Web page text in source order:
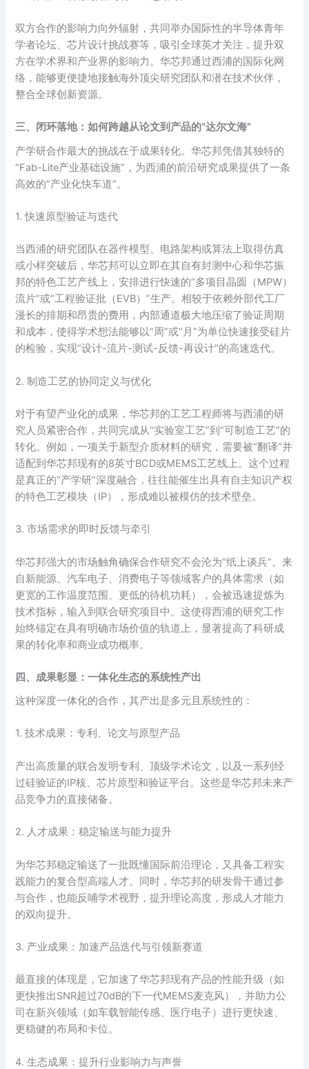
双方合作的影响力向外辐射，共同举办国际性的半导体青年
学者论坛、芯片设计挑战赛等，吸引全球英才关注，提升双
方在学术界和产业界的影响力。华芯邦通过西浦的国际化网
络，能够更便捷地接触海外顶尖研究团队和潜在技术伙伴，
整合全球创新资源。
三、闭环落地：如何跨越从论文到产品的“达尔文海”
产学研合作最大的挑战在于成果转化。华芯邦凭借其独特的
“Fab-Lite产业基础设施”，为西浦的前沿研究成果提供了一条
高效的“产业化快车道”。
1. 快速原型验证与迭代
当西浦的研究团队在器件模型、电路架构或算法上取得仿真
或小样突破后，华芯邦可以立即在其自有封测中心和华芯振
邦的特色工艺产线上，安排进行快速的“多项目晶圆（MPW）
流片”或“工程验证批（EVB）”生产。相较于依赖外部代工厂
漫长的排期和昂贵的费用，内部通道极大地压缩了验证周期
和成本，使得学术想法能够以“周”或“月”为单位快速接受硅片
的检验，实现“设计-流片-测试-反馈-再设计”的高速迭代。
2. 制造工艺的协同定义与优化
对于有望产业化的成果，华芯邦的工艺工程师将与西浦的研
究人员紧密合作，共同完成从“实验室工艺”到“可制造工艺”的
转化。例如，一项关于新型介质材料的研究，需要被“翻译”并
适配到华芯邦现有的8英寸BCD或MEMS工艺线上。这个过程
是真正的“产学研”深度融合，往往能催生出具有自主知识产权
的特色工艺模块（IP），形成难以被模仿的技术壁垒。
3. 市场需求的即时反馈与牵引
华芯邦强大的市场触角确保合作研究不会沦为“纸上谈兵”。来
自新能源、汽车电子、消费电子等领域客户的具体需求（如
更宽的工作温度范围、更低的待机功耗），会被迅速提炼为
技术指标，输入到联合研究项目中。这使得西浦的研究工作
始终锚定在具有明确市场价值的轨道上，显著提高了科研成
果的转化率和商业成功概率。
四、成果彰显：一体化生态的系统性产出
这种深度一体化的合作，其产出是多元且系统性的：
1. 技术成果：专利、论文与原型产品
产出高质量的联合发明专利、顶级学术论文，以及一系列经
过硅验证的IP核、芯片原型和验证平台。这些是华芯邦未来产
品竞争力的直接储备。
2. 人才成果：稳定输送与能力提升
为华芯邦稳定输送了一批既懂国际前沿理论，又具备工程实
践能力的复合型高端人才。同时，华芯邦的研发骨干通过参
与合作，也能反哺学术视野，提升理论高度，形成人才能力
的双向提升。
3. 产业成果：加速产品迭代与引领新赛道
最直接的体现是，它加速了华芯邦现有产品的性能升级（如
更快推出SNR超过70dB的下一代MEMS麦克风），并助力公
司在新兴领域（如车载智能传感、医疗电子）进行更快速、
更稳健的布局和卡位。
4. 生态成果：提升行业影响力与声誉